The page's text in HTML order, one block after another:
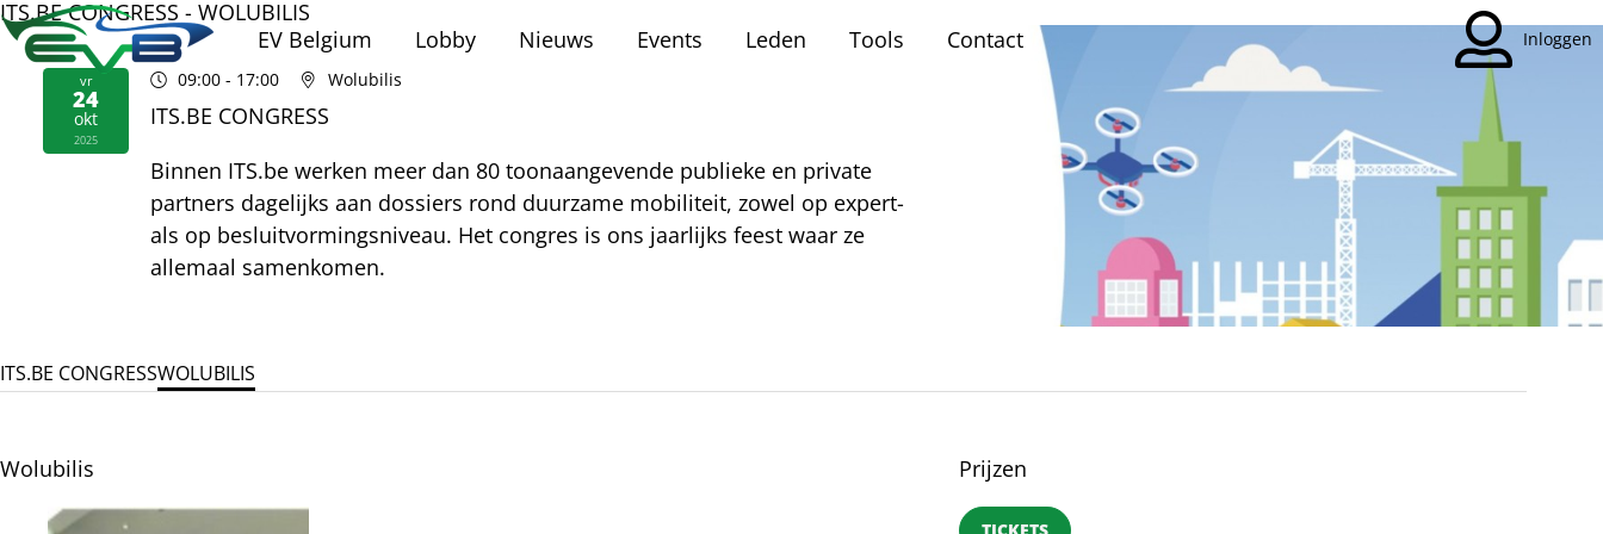
EV Belgium Lobby Nieuws Events Leden Tools Contact Inloggen
ITS.BE CONGRESS - WOLUBILIS
vr
24
okt
2025
09:00 - 17:00 Wolubilis
ITS.BE CONGRESS
Binnen ITS.be werken meer dan 80 toonaangevende publieke en private
partners dagelijks aan dossiers rond duurzame mobiliteit, zowel op expert-
als op besluitvormingsniveau. Het congres is ons jaarlijks feest waar ze
allemaal samenkomen.
ITS.BE CONGRESSWOLUBILIS
Wolubilis Prijzen